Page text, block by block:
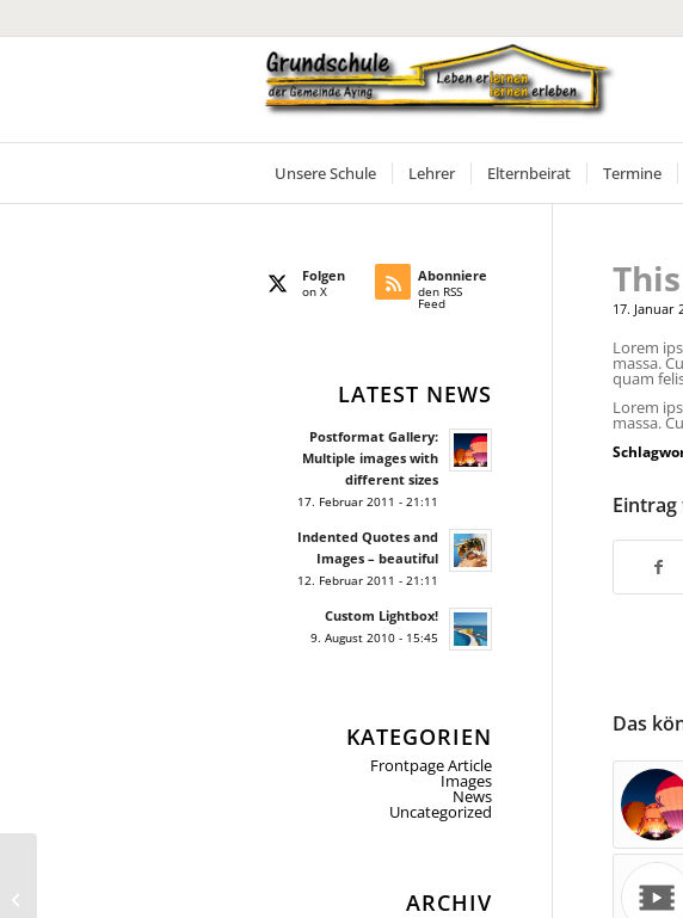
Unsere Schule Lehrer Elternbeirat Termine
17. Januar
Lorem
massa.
quam
Lorem
massa.
Eintrag
Das
Folgen
on X
Abonniere
den RSS
Feed
LATEST NEWS
Postformat Gallery:
Multiple images with
different sizes
17. Februar 2011 - 21:11
Indented Quotes and
Images – beautiful
12. Februar 2011 - 21:11
Custom Lightbox!
9. August 2010 - 15:45
KATEGORIEN
Frontpage Article
Images
News
Uncategorized
ARCHIV